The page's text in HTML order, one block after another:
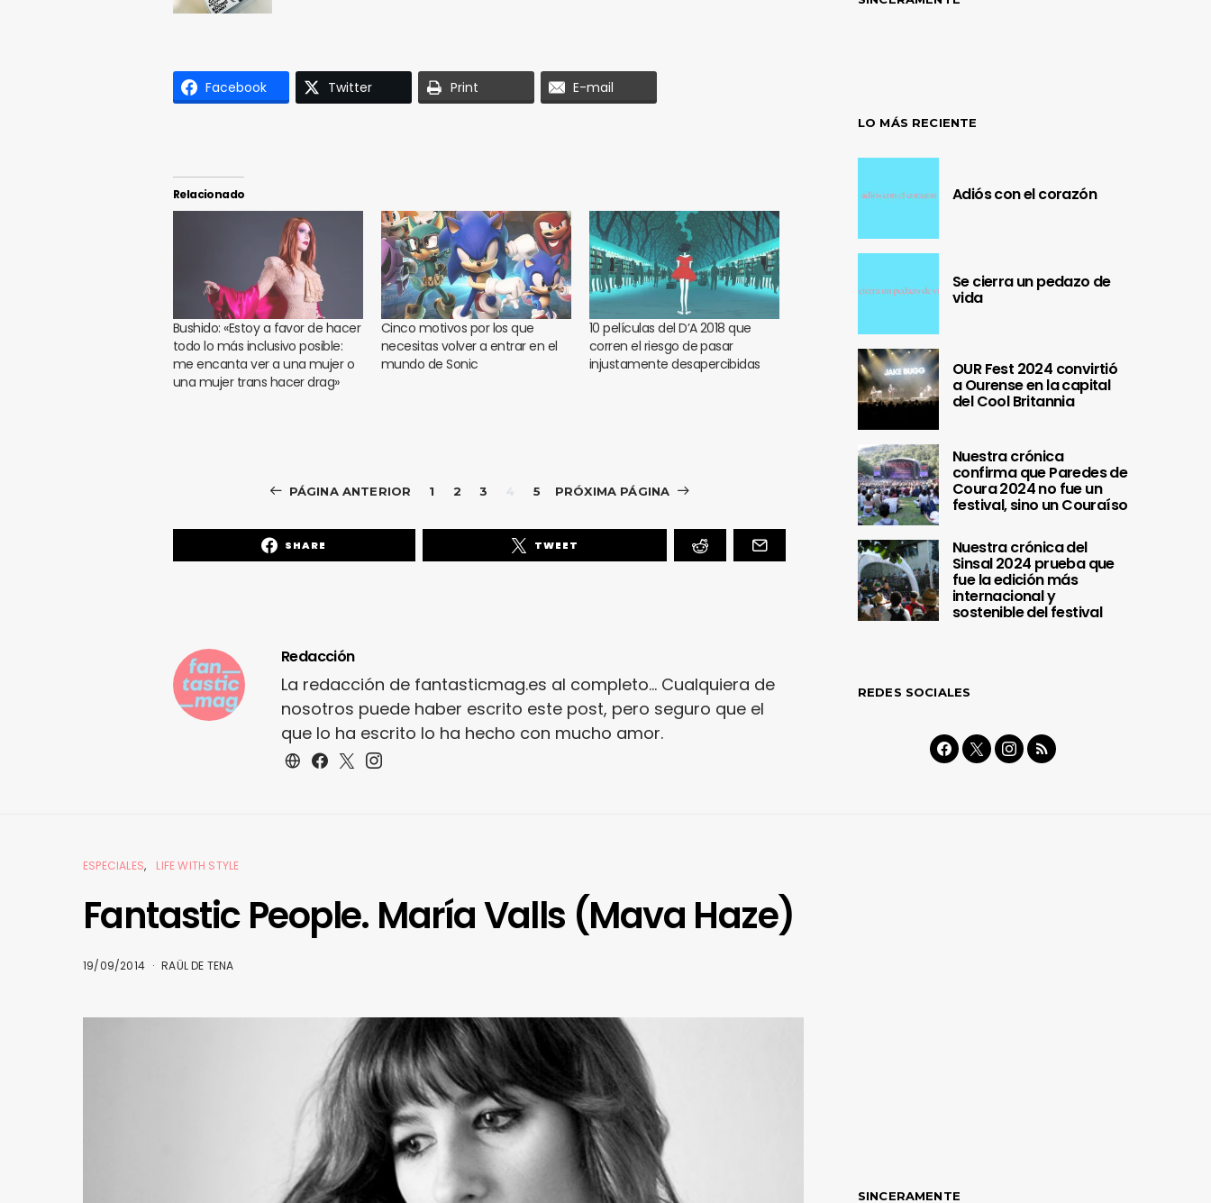
Facebook Twitter Print E-mail
Relacionado
Bushido: «Estoy a favor de hacer
todo lo más inclusivo posible:
me encanta ver a una mujer o
una mujer trans hacer drag»
Cinco motivos por los que
necesitas volver a entrar en el
mundo de Sonic
10 películas del D’A 2018 que
corren el riesgo de pasar
injustamente desapercibidas
PÁGINA ANTERIOR 1 2 3 4 5 PRÓXIMA PÁGINA
SHARE TWEET
Redacción
La redacción de fantasticmag.es al completo... Cualquiera de
nosotros puede haber escrito este post, pero seguro que el
que lo ha escrito lo ha hecho con mucho amor.
LO MÁS RECIENTE
Adiós con el corazón
Se cierra un pedazo de
vida
OUR Fest 2024 convirtió
a Ourense en la capital
del Cool Britannia
Nuestra crónica
confirma que Paredes de
Coura 2024 no fue un
festival, sino un Couraíso
Nuestra crónica del
Sinsal 2024 prueba que
fue la edición más
internacional y
sostenible del festival
REDES SOCIALES
ESPECIALES LIFE WITH STYLE
Fantastic People. María Valls (Mava Haze)
19/09/2014 RAÜL DE TENA
SINCERAMENTE